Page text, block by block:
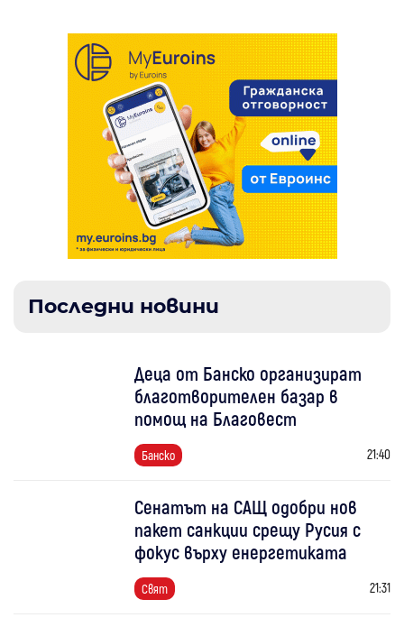
Последни новини
Деца от Банско организират
благотворителен базар в
помощ на Благовест
Банско 21:40
Сенатът на САЩ одобри нов
пакет санкции срещу Русия с
фокус върху енергетиката
Свят 21:31